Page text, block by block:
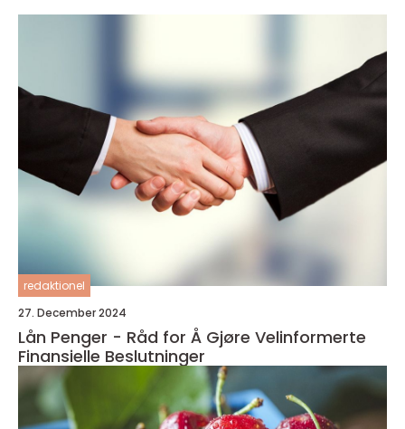
redaktionel
27. December 2024
Lån Penger - Råd for Å Gjøre Velinformerte
Finansielle Beslutninger